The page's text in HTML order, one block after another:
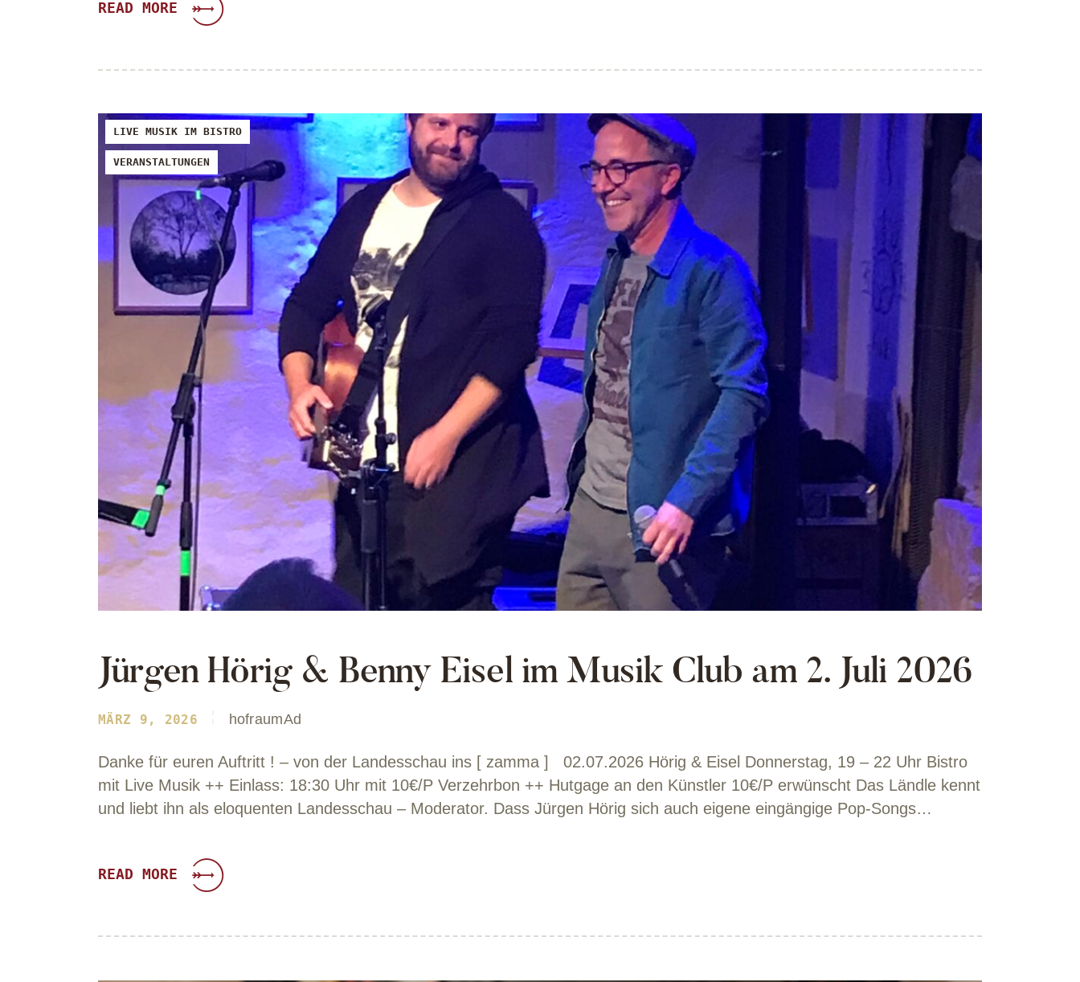
READ MORE
LIVE MUSIK IM BISTRO
VERANSTALTUNGEN
Jürgen Hörig & Benny Eisel im Musik Club am 2. Juli 2026
MÄRZ 9, 2026 hofraumAd
Danke für euren Auftritt ! – von der Landesschau ins [ zamma ] 02.07.2026 Hörig & Eisel Donnerstag, 19 – 22 Uhr Bistro
mit Live Musik ++ Einlass: 18:30 Uhr mit 10€/P Verzehrbon ++ Hutgage an den Künstler 10€/P erwünscht Das Ländle kennt
und liebt ihn als eloquenten Landesschau – Moderator. Dass Jürgen Hörig sich auch eigene eingängige Pop-Songs…
READ MORE